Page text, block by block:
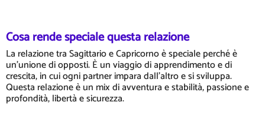
Cosa rende speciale questa relazione
La relazione tra Sagittario e Capricorno è speciale perché è
un'unione di opposti. È un viaggio di apprendimento e di
crescita, in cui ogni partner impara dall'altro e si sviluppa.
Questa relazione è un mix di avventura e stabilità, passione e
profondità, libertà e sicurezza.